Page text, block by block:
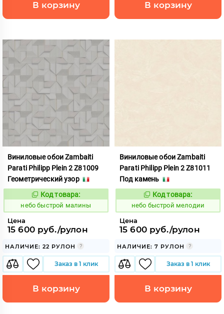
В корзину В корзину
Виниловые обои Zambaiti
Parati Philipp Plein 2 Z81009
Геометрический узор
1110421
Код товара:
небо быстрой малины
Цена
15 600 руб./рулон
НАЛИЧИЕ: 22 РУЛОН
Заказ в 1 клик
В корзину
Виниловые обои Zambaiti
Parati Philipp Plein 2 Z81011
Под камень
1110423
Код товара:
небо быстрой мелодии
Цена
15 600 руб./рулон
НАЛИЧИЕ: 7 РУЛОН
Заказ в 1 клик
В корзину